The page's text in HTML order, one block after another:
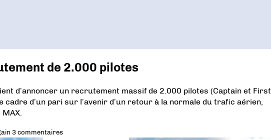
de 2.000 pilotes
d’annoncer un recrutement massif de 2.000 pilotes (Captain et First
d’un pari sur l’avenir d’un retour à la normale du trafic aérien,
3 commentaires